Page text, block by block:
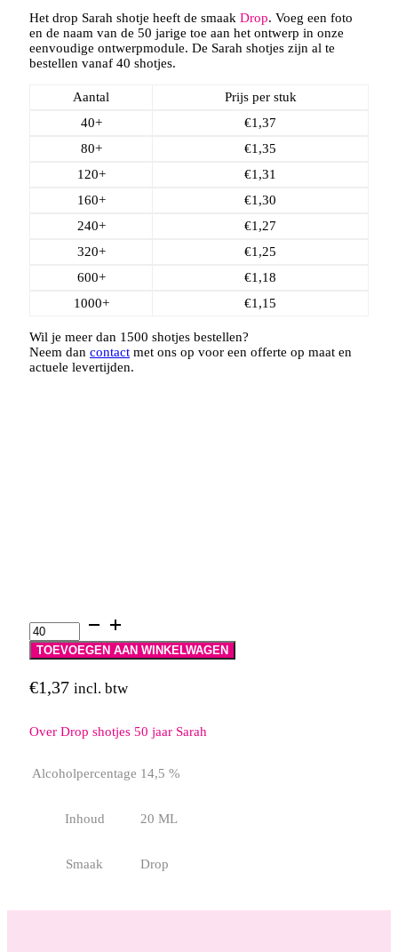
Het drop Sarah shotje heeft de smaak Drop. Voeg een foto
en de naam van de 50 jarige toe aan het ontwerp in onze
eenvoudige ontwerpmodule. De Sarah shotjes zijn al te
bestellen vanaf 40 shotjes.
Aantal
Prijs per stuk
40+
€1,37
80+
€1,35
120+
€1,31
160+
€1,30
240+
€1,27
320+
€1,25
600+
€1,18
1000+
€1,15
Wil je meer dan 1500 shotjes bestellen?
Neem dan contact met ons op voor een offerte op maat en
actuele levertijden.
Drop
shotjes
50
Sarah
aantal
TOEVOEGEN AAN WINKELWAGEN
€1,37 incl. btw
Over Drop shotjes 50 jaar Sarah
Alcoholpercentage 14,5 %
Inhoud 20 ML
Smaak Drop